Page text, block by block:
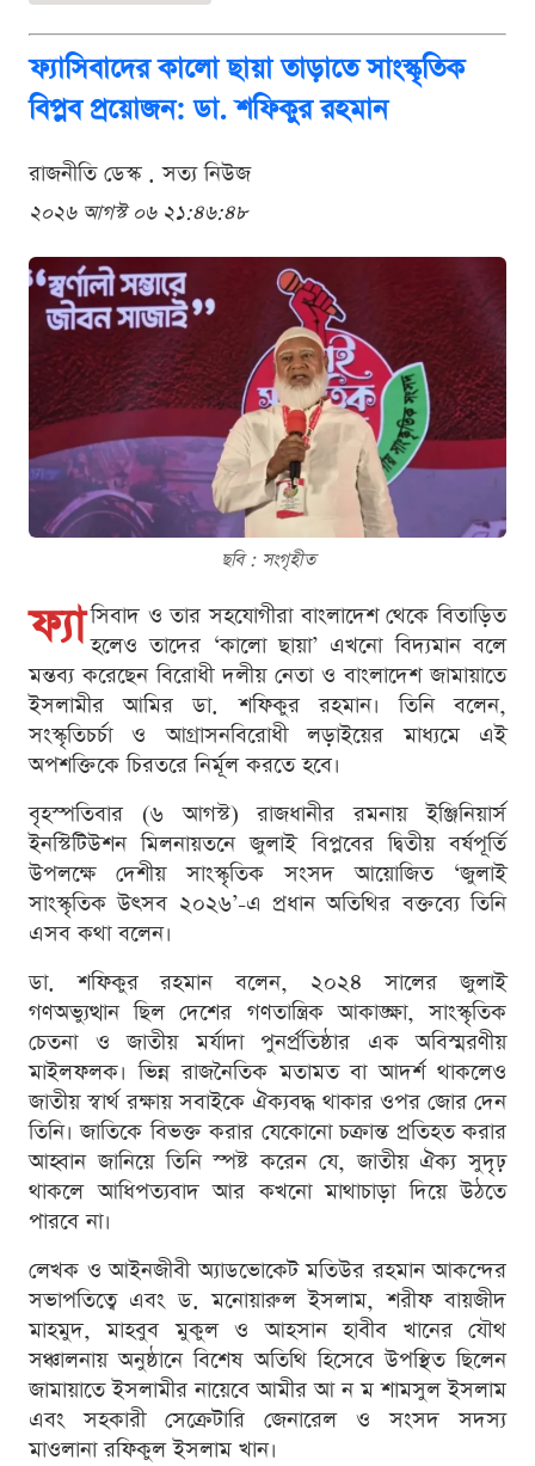
ফ্যাসিবাদের কালো ছায়া তাড়াতে সাংস্কৃতিক
বিপ্লব প্রয়োজন: ডা. শফিকুর রহমান
রাজনীতি ডেস্ক . সত্য নিউজ
২০২৬ আগস্ট ০৬ ২১:৪৬:৪৮
ছবি : সংগৃহীত
ফ্যা সিবাদ ও তার সহযোগীরা বাংলাদেশ থেকে বিতাড়িত
হলেও তাদের ‘কালো ছায়া’ এখনো বিদ্যমান বলে
মন্তব্য করেছেন বিরোধী দলীয় নেতা ও বাংলাদেশ জামায়াতে
ইসলামীর আমির ডা. শফিকুর রহমান। তিনি বলেন,
সংস্কৃতিচর্চা ও আগ্রাসনবিরোধী লড়াইয়ের মাধ্যমে এই
অপশক্তিকে চিরতরে নির্মূল করতে হবে।
বৃহস্পতিবার (৬ আগস্ট) রাজধানীর রমনায় ইঞ্জিনিয়ার্স
ইনস্টিটিউশন মিলনায়তনে জুলাই বিপ্লবের দ্বিতীয় বর্ষপূর্তি
উপলক্ষে দেশীয় সাংস্কৃতিক সংসদ আয়োজিত ‘জুলাই
সাংস্কৃতিক উৎসব ২০২৬’-এ প্রধান অতিথির বক্তব্যে তিনি
এসব কথা বলেন।
ডা. শফিকুর রহমান বলেন, ২০২৪ সালের জুলাই
গণঅভ্যুত্থান ছিল দেশের গণতান্ত্রিক আকাঙ্ক্ষা, সাংস্কৃতিক
চেতনা ও জাতীয় মর্যাদা পুনর্প্রতিষ্ঠার এক অবিস্মরণীয়
মাইলফলক। ভিন্ন রাজনৈতিক মতামত বা আদর্শ থাকলেও
জাতীয় স্বার্থ রক্ষায় সবাইকে ঐক্যবদ্ধ থাকার ওপর জোর দেন
তিনি। জাতিকে বিভক্ত করার যেকোনো চক্রান্ত প্রতিহত করার
আহ্বান জানিয়ে তিনি স্পষ্ট করেন যে, জাতীয় ঐক্য সুদৃঢ়
থাকলে আধিপত্যবাদ আর কখনো মাথাচাড়া দিয়ে উঠতে
পারবে না।
লেখক ও আইনজীবী অ্যাডভোকেট মতিউর রহমান আকন্দের
সভাপতিত্বে এবং ড. মনোয়ারুল ইসলাম, শরীফ বায়জীদ
মাহমুদ, মাহবুব মুকুল ও আহসান হাবীব খানের যৌথ
সঞ্চালনায় অনুষ্ঠানে বিশেষ অতিথি হিসেবে উপস্থিত ছিলেন
জামায়াতে ইসলামীর নায়েবে আমীর আ ন ম শামসুল ইসলাম
এবং সহকারী সেক্রেটারি জেনারেল ও সংসদ সদস্য
মাওলানা রফিকুল ইসলাম খান।